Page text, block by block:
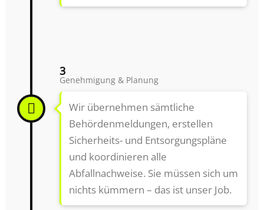
3
Genehmigung & Planung
Wir übernehmen sämtliche
Behördenmeldungen, erstellen
Sicherheits- und Entsorgungspläne
und koordinieren alle
Abfallnachweise. Sie müssen sich um
nichts kümmern – das ist unser Job.